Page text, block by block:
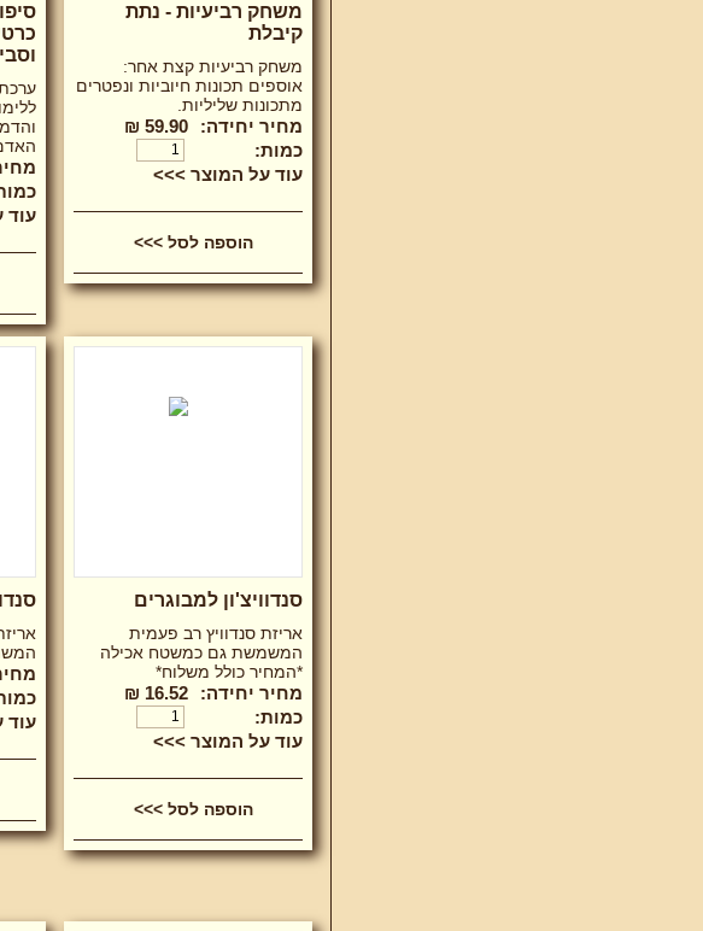
משחק רביעיות - נתת
קיבלת
משחק רביעיות קצת אחר:
אוספים תכונות חיוביות ונפטרים
מתכונות שליליות.
מחיר יחידה:
59.90 ₪
כמות:
עוד על המוצר >>>
עוד
סנדוויצ'ון למבוגרים
אריזת סנדוויץ רב פעמית
המשמשת גם כמשטח אכילה
*המחיר כולל משלוח*
מחיר יחידה:
16.52 ₪
כמות:
עוד על המוצר >>>
עוד